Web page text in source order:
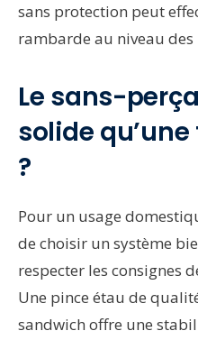
sans protection peut
rambarde au niveau
Le sans-
solide
?
Pour un usage
de choisir un système
respecter les consignes
Une pince étau de
sandwich offre une